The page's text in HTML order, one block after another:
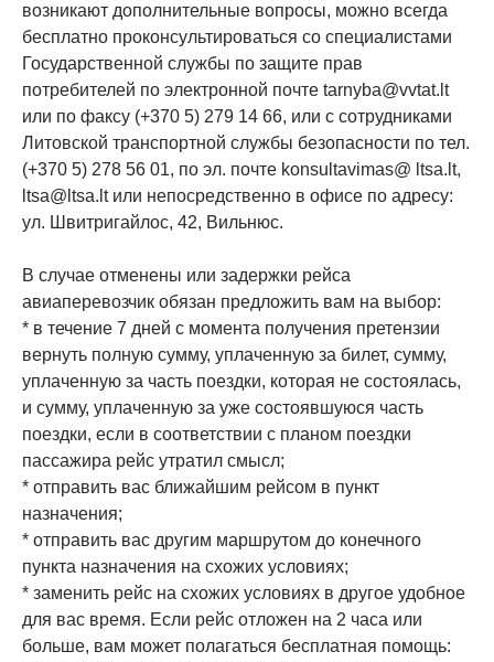
возникают дополнительные вопросы, можно всегда
бесплатно проконсультироваться со специалистами
Государственной службы по защите прав
потребителей по электронной почте tarnyba@vvtat.lt
или по факсу (+370 5) 279 14 66, или с сотрудниками
Литовской транспортной службы безопасности по тел.
(+370 5) 278 56 01, по эл. почте konsultavimas@ ltsa.lt,
ltsa@ltsa.lt или непосредственно в офисе по адресу:
ул. Швитригайлос, 42, Вильнюс.
В случае отменены или задержки рейса
авиаперевозчик обязан предложить вам на выбор:
* в течение 7 дней с момента получения претензии
вернуть полную сумму, уплаченную за билет, сумму,
уплаченную за часть поездки, которая не состоялась,
и сумму, уплаченную за уже состоявшуюся часть
поездки, если в соответствии с планом поездки
пассажира рейс утратил смысл;
* отправить вас ближайшим рейсом в пункт
назначения;
* отправить вас другим маршрутом до конечного
пункта назначения на схожих условиях;
* заменить рейс на схожих условиях в другое удобное
для вас время. Если рейс отложен на 2 часа или
больше, вам может полагаться бесплатная помощь: